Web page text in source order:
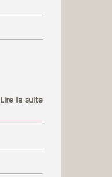
Lire la suite